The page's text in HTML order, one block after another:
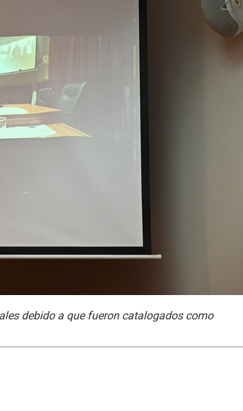
debido a que fueron catalogados como